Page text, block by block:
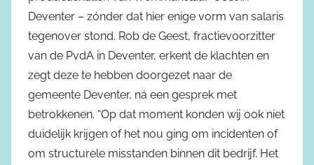
Deventer – zónder dat hier enige vorm van salaris
tegenover stond. Rob de Geest, fractievoorzitter
van de PvdA in Deventer, erkent de klachten en
zegt deze te hebben doorgezet naar de
gemeente Deventer, ná een gesprek met
betrokkenen. “Op dat moment konden wij ook niet
duidelijk krijgen of het nou ging om incidenten of
om structurele misstanden binnen dit bedrijf. Het